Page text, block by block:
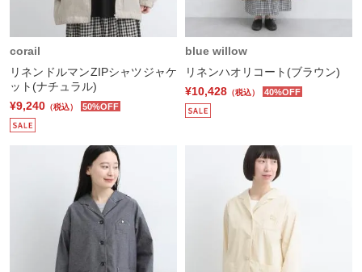
corail
リネンドルマンZIPシャツジャケ
ット(ナチュラル)
¥9,240 （税込） 50%OFF
blue willow
リネンハオリコート(ブラウン)
¥10,428 （税込） 40%OFF